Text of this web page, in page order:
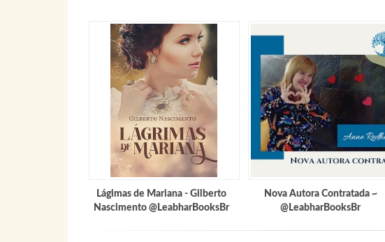
Lágimas de Mariana - Gilberto
Nascimento @LeabharBooksBr
Nova Autora Contratada ~
@LeabharBooksBr